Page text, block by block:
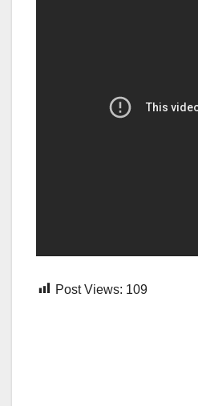
Post Views: 109